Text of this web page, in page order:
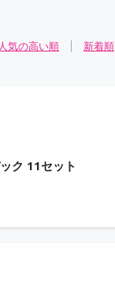
人気の高い順 新着順
ク 11セット